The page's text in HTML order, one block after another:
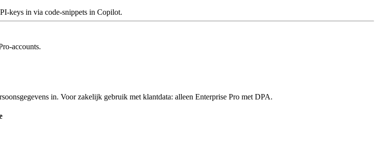
keys in via code-snippets in Copilot.
accounts.
in. Voor zakelijk gebruik met klantdata: alleen Enterprise Pro met DPA.